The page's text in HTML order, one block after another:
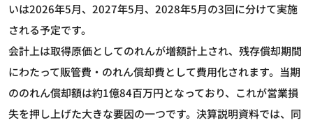
いは2026年5月、2027年5月、2028年5月の3回に分けて実施
される予定です。
会計上は取得原価としてのれんが増額計上され、残存償却期間
にわたって販管費・のれん償却費として費用化されます。当期
ののれん償却額は約1億84百万円となっており、これが営業損
失を押し上げた大きな要因の一つです。決算説明資料では、同